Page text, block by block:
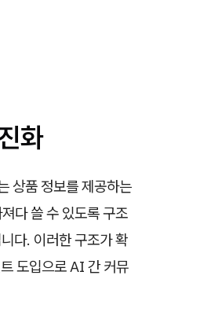
화
상품 정보를 제공하는
다 쓸 수 있도록 구조
다. 이러한 구조가 확
도입으로 AI 간 커뮤